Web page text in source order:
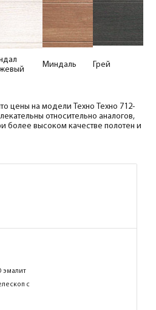
Миндаль Грей
цены на модели Техно Техно 712-
относительно аналогов,
более высоком качестве полотен и
эмалит
с